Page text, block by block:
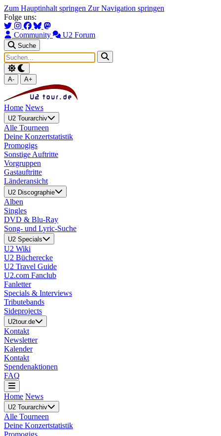
Zum Hauptinhalt springen Zur Navigation springen
Folge uns:
Community U2 Forum
Suche
A- A+
Home News
U2 Tourarchiv
Alle Tourneen
Deine Konzertstatistik
Promogigs
Sonstige Auftritte
Vorgruppen
Gastauftritte
Länderansicht
U2 Discographie
Alben
Singles
DVD & Blu-Ray
Song- und Lyric-Suche
U2 Specials
U2 Wiki
U2 Bücherecke
U2 Travel Guide
U2.com Fanclub
Fanletter
Specials & Interviews
Tributebands
Sideprojects
U2tour.de
Kontakt
Newsletter
Kalender
Kontakt
Spendenaktionen
FAQ
Home News
U2 Tourarchiv
Alle Tourneen
Deine Konzertstatistik
Promogigs